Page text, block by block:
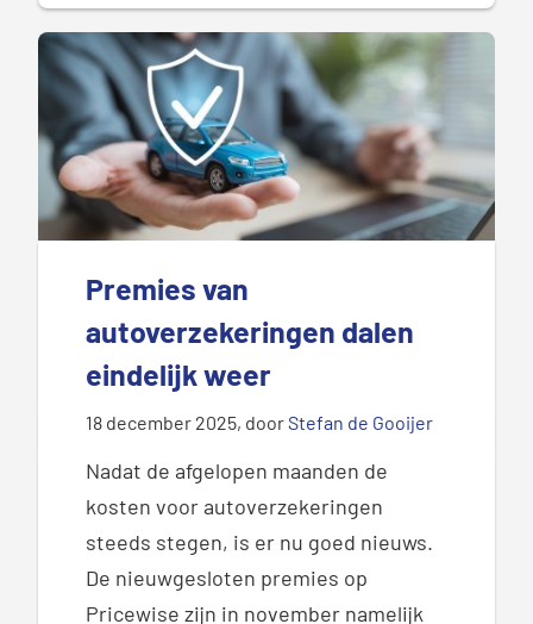
Premies van
autoverzekeringen dalen
eindelijk weer
18 december 2025, doorStefan de Gooijer
Nadat de afgelopen maanden de
kosten voor autoverzekeringen
steeds stegen, is er nu goed nieuws.
De nieuwgesloten premies op
Pricewise zijn in november namelijk